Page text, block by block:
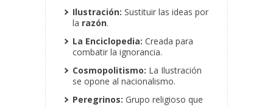
Ilustración: Sustituir las ideas por
la razón.
La Enciclopedia: Creada para
combatir la ignorancia.
Cosmopolitismo: La Ilustración
se opone al nacionalismo.
Peregrinos: Grupo religioso que